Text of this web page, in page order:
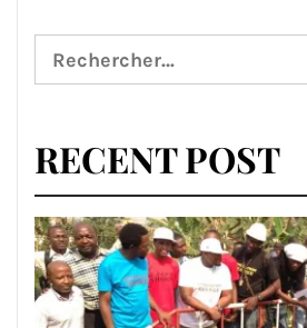
Rechercher :
RECENT POST